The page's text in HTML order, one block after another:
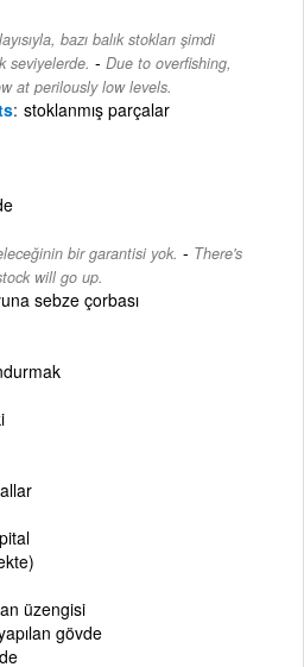
bazı balık stokları şimdi
seviyelerde. - Due to overfishing,
at perilously low levels.
stoklanmış parçalar
bir garantisi yok. - There's
will go up.
sebze çorbası
üzengisi
gövde